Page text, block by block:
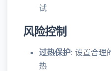
试
风险控制
过热保护: 设置合理
热